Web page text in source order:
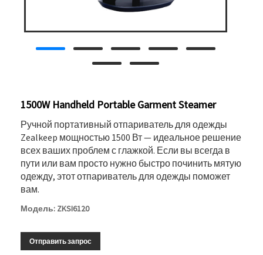
1500W Handheld Portable Garment Steamer
Ручной портативный отпариватель для одежды
Zealkeep мощностью 1500 Вт — идеальное решение
всех ваших проблем с глажкой. Если вы всегда в
пути или вам просто нужно быстро починить мятую
одежду, этот отпариватель для одежды поможет
вам.
Модель: ZKSI6120
Отправить запрос